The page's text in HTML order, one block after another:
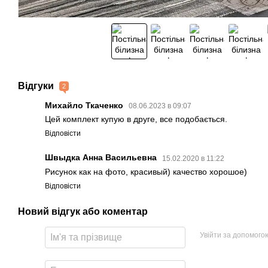
Відгуки 2
Михайло Ткаченко 08.06.2023 в 09:07
Цей комплект купую в друге, все подобається.
Відповісти
Швыдка Анна Васильевна 15.02.2020 в 11:22
Рисунок как на фото, красивый) качество хорошое)
Відповісти
Новий відгук або коментар
Увійти за